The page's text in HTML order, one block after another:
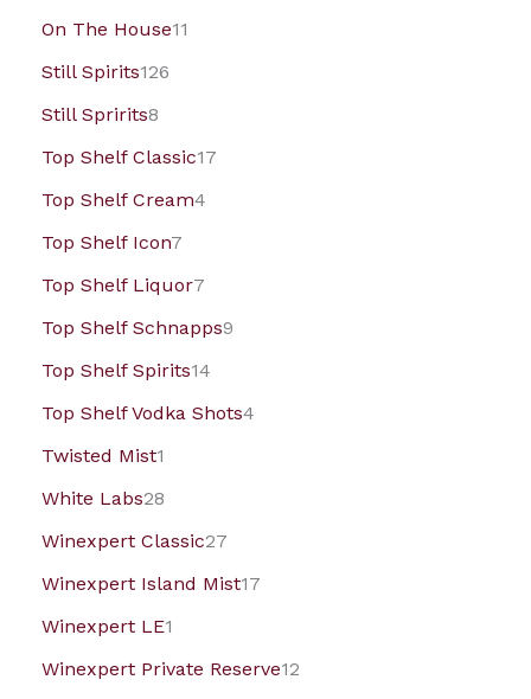
On The House11
Still Spirits126
Still Spririts8
Top Shelf Classic17
Top Shelf Cream4
Top Shelf Icon7
Top Shelf Liquor7
Top Shelf Schnapps9
Top Shelf Spirits14
Top Shelf Vodka Shots4
Twisted Mist1
White Labs28
Winexpert Classic27
Winexpert Island Mist17
Winexpert LE1
Winexpert Private Reserve12